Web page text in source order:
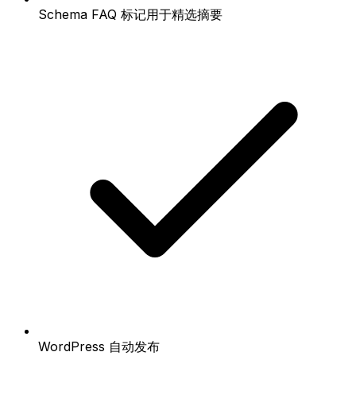
Schema FAQ 标记用于精选摘要
WordPress 自动发布